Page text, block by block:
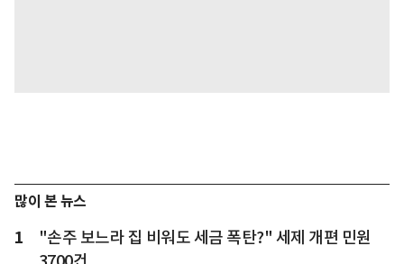
많이 본 뉴스
1
"손주 보느라 집 비워도 세금 폭탄?" 세제 개편 민원